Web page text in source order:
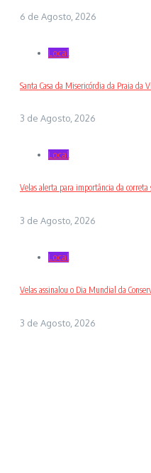
6 de Agosto, 2026
Local
Santa Casa da Misericórdia da Praia da
3 de Agosto, 2026
Local
Velas alerta para importância da correta
3 de Agosto, 2026
Local
Velas assinalou o Dia Mundial da
3 de Agosto, 2026